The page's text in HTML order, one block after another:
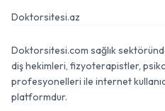
Doktorsitesi.az
Doktorsitesi.com sağlık
diş hekimleri, fizyoterapistler,
profesyonelleri ile internet
platformdur.